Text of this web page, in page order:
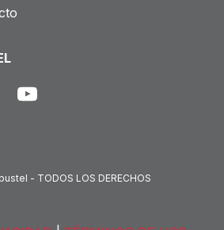
- TODOS LOS DERECHOS